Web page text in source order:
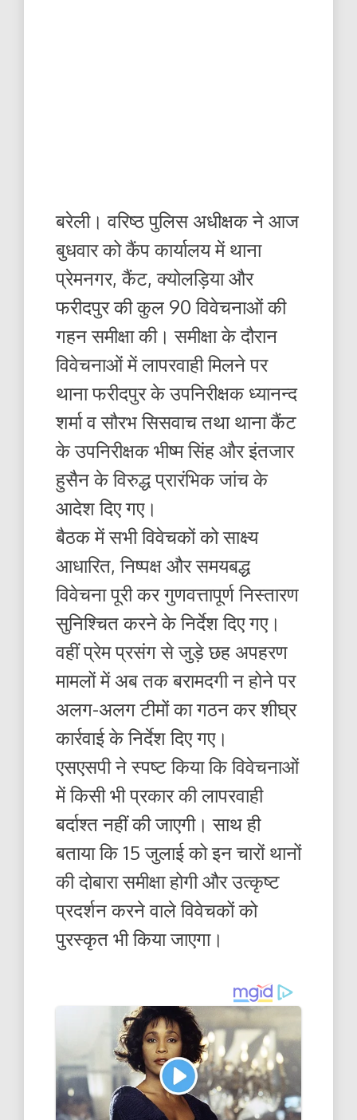
बरेली। वरिष्ठ पुलिस अधीक्षक ने आज
बुधवार को कैंप कार्यालय में थाना
प्रेमनगर, कैंट, क्योलड़िया और
फरीदपुर की कुल 90 विवेचनाओं की
गहन समीक्षा की। समीक्षा के दौरान
विवेचनाओं में लापरवाही मिलने पर
थाना फरीदपुर के उपनिरीक्षक ध्यानन्द
शर्मा व सौरभ सिसवाच तथा थाना कैंट
के उपनिरीक्षक भीष्म सिंह और इंतजार
हुसैन के विरुद्ध प्रारंभिक जांच के
आदेश दिए गए।
बैठक में सभी विवेचकों को साक्ष्य
आधारित, निष्पक्ष और समयबद्ध
विवेचना पूरी कर गुणवत्तापूर्ण निस्तारण
सुनिश्चित करने के निर्देश दिए गए।
वहीं प्रेम प्रसंग से जुड़े छह अपहरण
मामलों में अब तक बरामदगी न होने पर
अलग-अलग टीमों का गठन कर शीघ्र
कार्रवाई के निर्देश दिए गए।
एसएसपी ने स्पष्ट किया कि विवेचनाओं
में किसी भी प्रकार की लापरवाही
बर्दाश्त नहीं की जाएगी। साथ ही
बताया कि 15 जुलाई को इन चारों थानों
की दोबारा समीक्षा होगी और उत्कृष्ट
प्रदर्शन करने वाले विवेचकों को
पुरस्कृत भी किया जाएगा।